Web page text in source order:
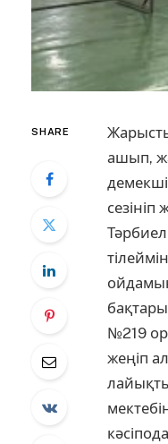
SHARE
ашып,
сезініп
№219
жеңіп